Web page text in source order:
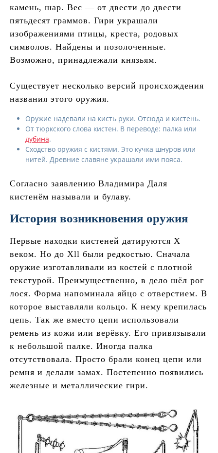
камень, шар. Вес — от двести до двести
пятьдесят граммов. Гири украшали
изображениями птицы, креста, родовых
символов. Найдены и позолоченные.
Возможно, принадлежали князьям.
Существует несколько версий происхождения
названия этого оружия.
Оружие надевали на кисть руки. Отсюда и кистень.
От тюркского слова кистен. В переводе: палка или
дубина.
Сходство оружия с кистями. Это кучка шнуров или
нитей. Древние славяне украшали ими пояса.
Согласно заявлению Владимира Даля
кистенём называли и булаву.
История возникновения оружия
Первые находки кистеней датируются X
веком. Но до Xll были редкостью. Сначала
оружие изготавливали из костей с плотной
текстурой. Преимущественно, в дело шёл рог
лося. Форма напоминала яйцо с отверстием. В
которое выставляли кольцо. К нему крепилась
цепь. Так же вместо цепи использовали
ремень из кожи или верёвку. Его привязывали
к небольшой палке. Иногда палка
отсутствовала. Просто брали конец цепи или
ремня и делали замах. Постепенно появились
железные и металлические гири.